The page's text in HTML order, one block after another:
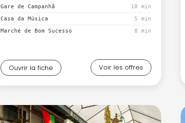
Gare de Campanhã
18 min
Casa da Música
5 min
Marché de Bom Sucesso
8 min
Ouvrir la fiche Voir les offres
Continuer avec Apple
ou connectez-vous par mail